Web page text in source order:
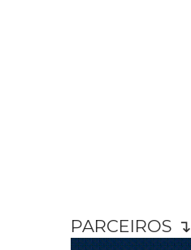
PARCEIROS ↴